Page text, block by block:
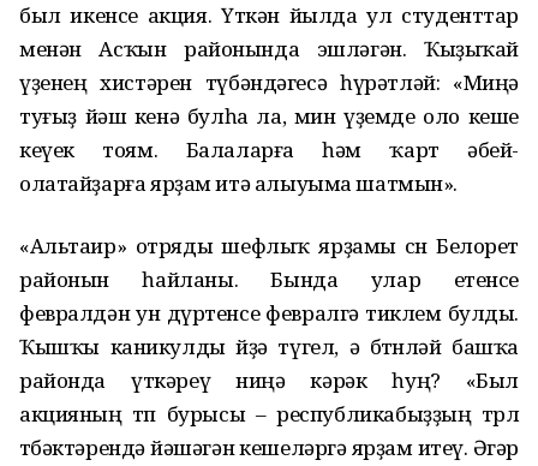
был икенсе акция. Үткән йылда ул студенттар
менән Асҡын районында эшләгән. Ҡыҙыҡай
үҙенең хистәрен түбәндәгесә һүрәтләй: «Миңә
туғыҙ йәш кенә булһа ла, мин үҙемде оло кеше
кеүек тоям. Балаларға һәм ҡарт әбей-
олатайҙарға ярҙам итә алыуыма шатмын».
«Альтаир» отряды шефлыҡ ярҙамы өсөн Белорет
районын һайланы. Бында улар етенсе
февралдән ун дүртенсе февралгә тиклем булды.
Ҡышҡы каникулды өйҙә түгел, ә бөтөнләй башҡа
районда үткәреү ниңә кәрәк һуң? «Был
акцияның төп бурысы – республикабыҙҙың төрлө
төбәктәрендә йәшәгән кешеләргә ярҙам итеү. Әгәр